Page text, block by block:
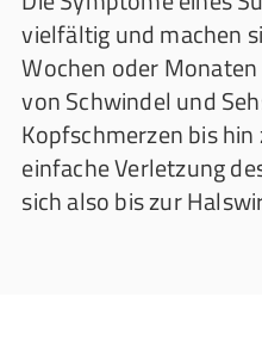
vielfältig und machen
Wochen oder
von Schwindel und
Kopfschmerzen bis
einfache Verletzung
sich also bis zur